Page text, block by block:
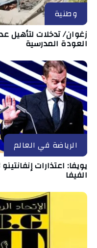
وطنية
زغوان/ تدخلات لتأهيل
العودة المدرسية
الرياضة في العالم
يويفا: اعتذارات
الفيفا